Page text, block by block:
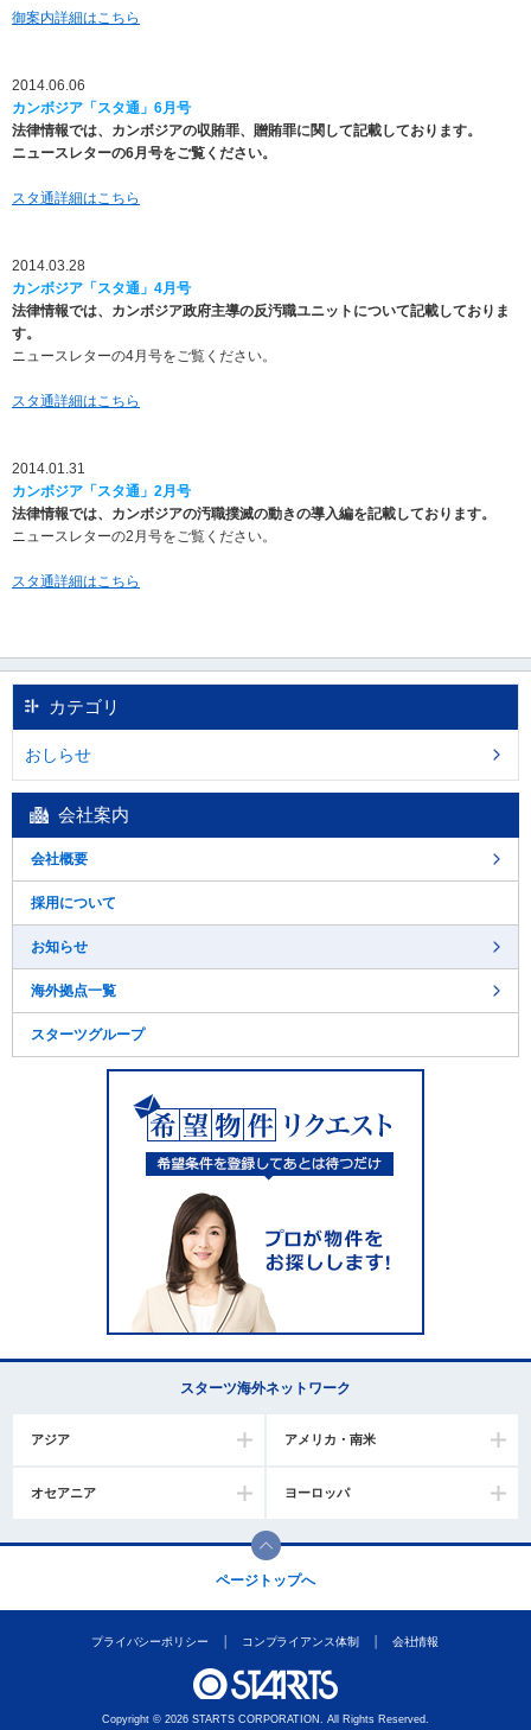
情
動
し
。
御案内詳細はこちら
2014.06.06
カンボジア「スタ通」6月号
法律情報では、カンボジアの収賄罪、贈賄罪に関して記載しております。
ニュースレターの6月号をご覧ください。
スタ通詳細はこちら
2014.03.28
カンボジア「スタ通」4月号
法律情報では、カンボジア政府主導の反汚職ユニットについて記載しておりま
す。
ニュースレターの4月号をご覧ください。
スタ通詳細はこちら
2014.01.31
カンボジア「スタ通」2月号
法律情報では、カンボジアの汚職撲滅の動きの導入編を記載しております。
ニュースレターの2月号をご覧ください。
スタ通詳細はこちら
カテゴリ
おしらせ
会社案内
会社概要
採用について
お知らせ
海外拠点一覧
スターツグループ
スターツ海外ネットワーク
アジア アメリカ・南米
オセアニア ヨーロッパ
ページトップへ
プライバシーポリシー コンプライアンス体制 会社情報
Copyright © 2026 STARTS CORPORATION. All Rights Reserved.